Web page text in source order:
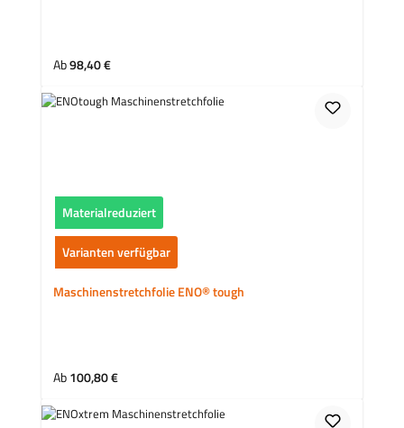
Regulärer Preis:
Ab98,40 €
Materialreduziert
Varianten verfügbar
Maschinenstretchfolie ENO® tough
Regulärer Preis:
Ab100,80 €